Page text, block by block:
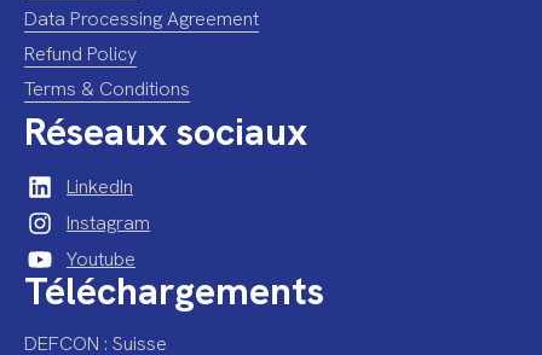
Data Processing Agreement
Refund Policy
Terms & Conditions
Réseaux sociaux
LinkedIn
Instagram
Youtube
Téléchargements
DEFCON : Suisse